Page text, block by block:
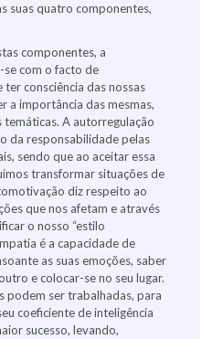
suas quatro componentes,
componentes, a
se com o facto de
consciência das nossas
a importância das mesmas,
A autorregulação
da responsabilidade pelas
sendo que ao aceitar essa
transformar situações de
diz respeito ao
que nos afetam e através
o nosso “estilo
é a capacidade de
as suas emoções, saber
e colocar-se no seu lugar.
podem ser trabalhadas, para
coeficiente de inteligência
sucesso, levando,